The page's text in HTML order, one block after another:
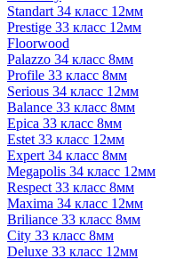
Standart 34 класс 12мм
Prestige 33 класс 12мм
Floorwood
Palazzo 34 класс 8мм
Profile 33 класс 8мм
Serious 34 класс 12мм
Balance 33 класс 8мм
Epica 33 класс 8мм
Estet 33 класс 12мм
Expert 34 класс 8мм
Megapolis 34 класс 12мм
Respect 33 класс 8мм
Maxima 34 класс 12мм
Briliance 33 класс 8мм
City 33 класс 8мм
Deluxe 33 класс 12мм